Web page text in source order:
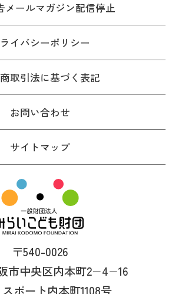
メールマガジン配信停止
イバシーポリシー
取引法に基づく表記
お問い合わせ
サイトマップ
〒540-0026
市中央区内本町2−4−16
ポート内本町1108号